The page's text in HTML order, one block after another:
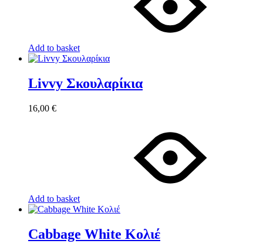
Add to basket
Livvy Σκουλαρίκια
16,00 €
Add to basket
Cabbage White Κολιέ